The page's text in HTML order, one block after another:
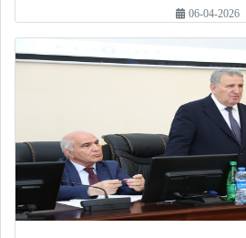
06-04-2026